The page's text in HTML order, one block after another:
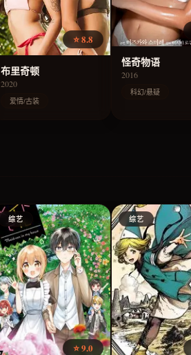
⭐ 8.8
布里奇顿
2020
爱情/古装
怪奇物语
2016
科幻/悬疑
综艺
⭐ 9.0
综艺